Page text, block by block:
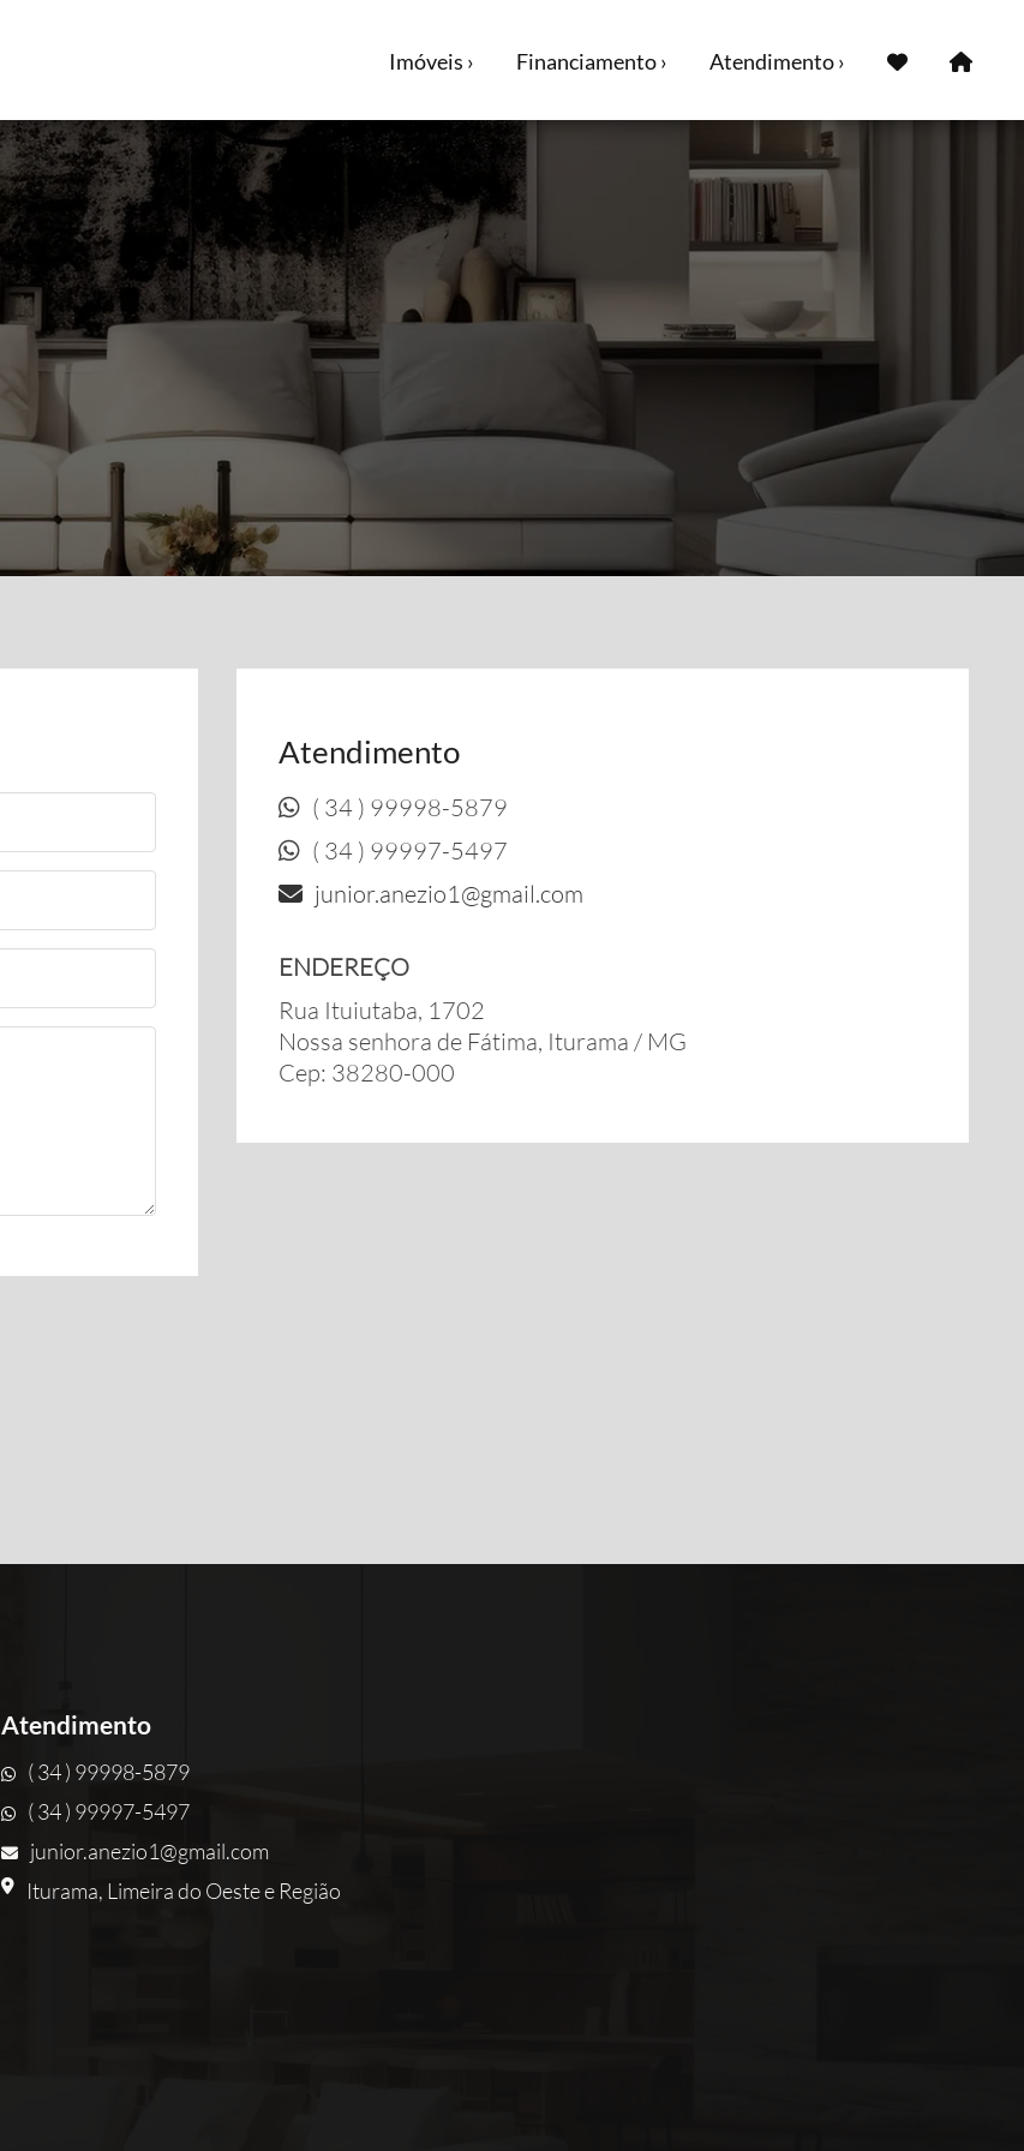
Imóveis › Financiamento › Atendimento ›
Atendimento
( 34 ) 99998-5879
( 34 ) 99997-5497
junior.anezio1@gmail.com
ENDEREÇO
Rua Ituiutaba, 1702
Nossa senhora de Fátima, Iturama / MG
Cep: 38280-000
Atendimento
( 34 ) 99998-5879
( 34 ) 99997-5497
junior.anezio1@gmail.com
Iturama, Limeira do Oeste e Região